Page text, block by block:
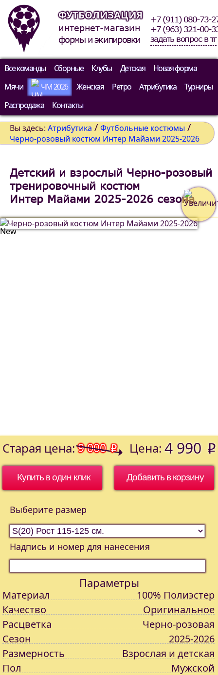
ФУТБОЛИЗАЦИЯ
интернет-магазин
формы и экипировки
+7 (911) 080-73-
+7 (963) 321-00-
задать вопрос в тг
Все команды Сборные Клубы Детская
Новая форма
Мячи
ЧМ 2026 Женская Ретро Атрибутика
Турниры
Распродажа
Контакты
Вы здесь: Атрибутика / Футбольные костюмы /
Черно-розовый костюм Интер Майами 2025-2026
Детский и взрослый Черно-розовый
тренировочный костюм
Интер Майами 2025-2026 сезона
Старая цена: 9 000o Цена: 4 990 o
Купить в один клик
Выберите размер
Надпись и номер для нанесения
Параметры
Материал
100% Полиэстер
Качество
Оригинальное
Расцветка
Черно-розовая
Сезон
2025-2026
Размерность
Взрослая и детская
Пол
Мужской